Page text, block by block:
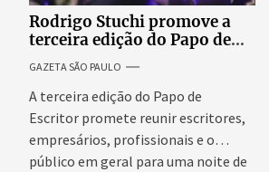
Rodrigo Stuchi promove a
terceira edição do Papo de
Escritor, podcast ao vivo que
reúne especialistas para
discutir saúde mental e
prosperidade.
GAZETA SÃO PAULO
A terceira edição do Papo de
Escritor promete reunir escritores,
empresários, profissionais e o
público em geral para uma noite de